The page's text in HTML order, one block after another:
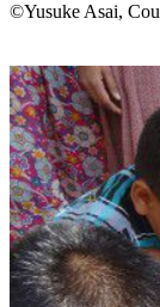
©Yusuke Asai,